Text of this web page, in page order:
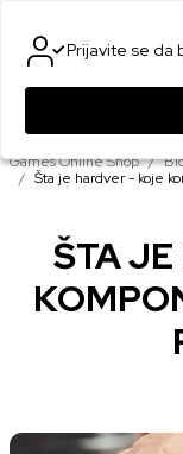
Games Online Shop
Šta je hardver - koje
ŠTA
Prijavite se da